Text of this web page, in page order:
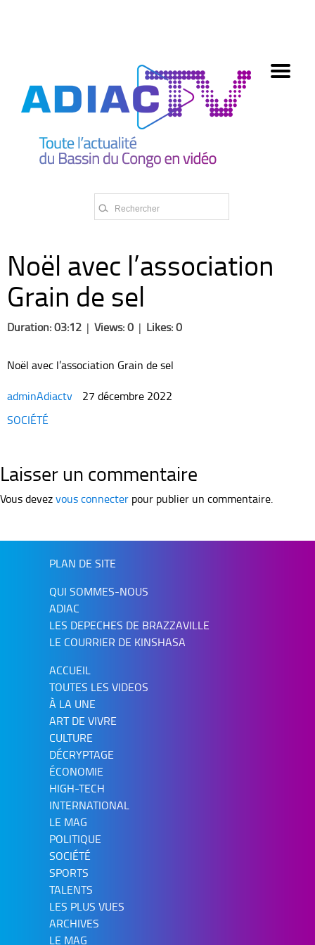
Noël avec l’association
Grain de sel
Duration: 03:12 | Views: 0 | Likes: 0
Noël avec l’association Grain de sel
adminAdiactv
27 décembre 2022
Categories
SOCIÉTÉ
Laisser un commentaire
Vous devezvous connecter pour publier un commentaire.
PLAN DE SITE
QUI SOMMES-NOUS
ADIAC
LES DEPECHES DE BRAZZAVILLE
LE COURRIER DE KINSHASA
ACCUEIL
TOUTES LES VIDEOS
À LA UNE
ART DE VIVRE
CULTURE
DÉCRYPTAGE
ÉCONOMIE
HIGH-TECH
INTERNATIONAL
LE MAG
POLITIQUE
SOCIÉTÉ
SPORTS
TALENTS
LES PLUS VUES
ARCHIVES
LE MAG